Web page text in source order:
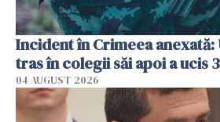
Incident în Crimeea anexată:
tras în colegii săi apoi a ucis
04 AUGUST 2026